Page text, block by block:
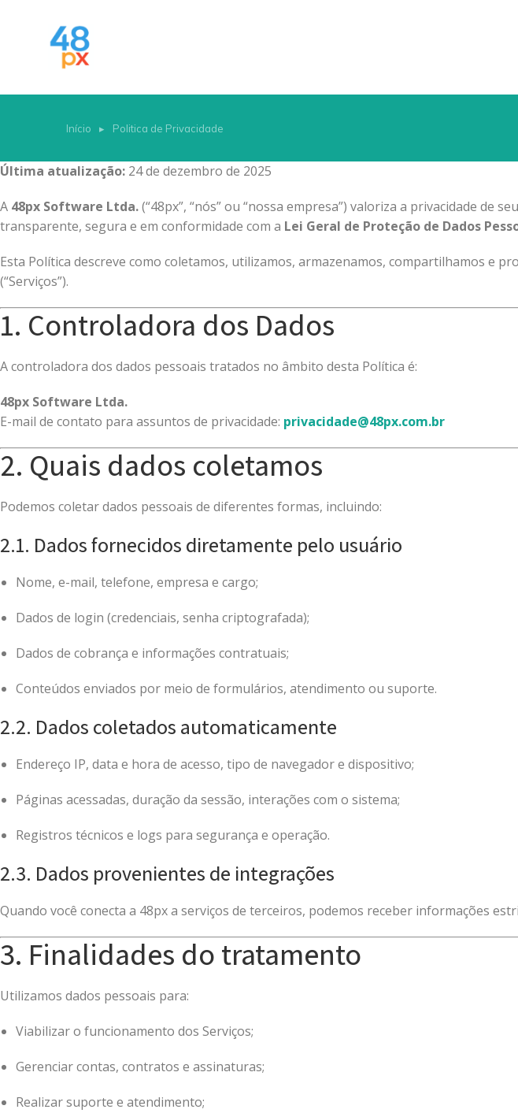
Você está aqui:
Início Politica de Privacidade
Última atualização: 24 de dezembro de 2025
A 48px Software Ltda.(“48px”, “nós” ou “nossa empresa”) valoriza a privacidade
transparente, segura e em conformidade com a Lei Geral de Proteção de Dados
Esta Política descreve como coletamos, utilizamos, armazenamos, compartilhamos e
(“Serviços”).
1. Controladora dos Dados
A controladora dos dados pessoais tratados no âmbito desta Política é:
48px Software Ltda.
E-mail de contato para assuntos de privacidade: privacidade@48px.com.br
2. Quais dados coletamos
Podemos coletar dados pessoais de diferentes formas, incluindo:
2.1. Dados fornecidos diretamente pelo usuário
Nome, e-mail, telefone, empresa e cargo;
Dados de login (credenciais, senha criptografada);
Dados de cobrança e informações contratuais;
Conteúdos enviados por meio de formulários, atendimento ou suporte.
2.2. Dados coletados automaticamente
Endereço IP, data e hora de acesso, tipo de navegador e dispositivo;
Páginas acessadas, duração da sessão, interações com o sistema;
Registros técnicos e logs para segurança e operação.
2.3. Dados provenientes de integrações
Quando você conecta a 48px a serviços de terceiros, podemos receber informações
3. Finalidades do tratamento
Utilizamos dados pessoais para:
Viabilizar o funcionamento dos Serviços;
Gerenciar contas, contratos e assinaturas;
Realizar suporte e atendimento;